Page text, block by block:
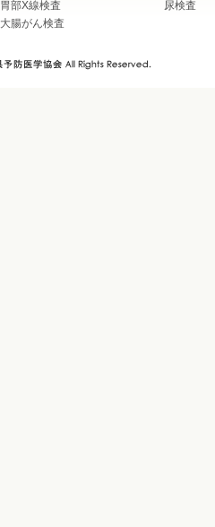
胃部X線検査
尿検査
大腸がん検査